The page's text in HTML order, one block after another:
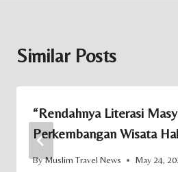
Similar Posts
“Rendahnya Literasi
Perkembangan Wisata
ByMuslim Travel News May 24,